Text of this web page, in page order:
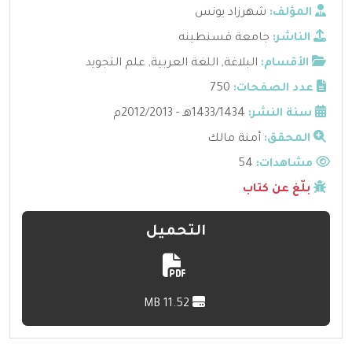
المؤلف: شهرزاد يونس
الناشر: جامعة قسنطينه
الأقسام: البلاغة, اللغة العربية, علم التجويد
عدد الصفحات: 750
سنة النشر: 1433/1434هـ - 2012/2013م
المحقق: أمنة مالك
مشاهدات:
بلّغ عن كتاب
التحميل